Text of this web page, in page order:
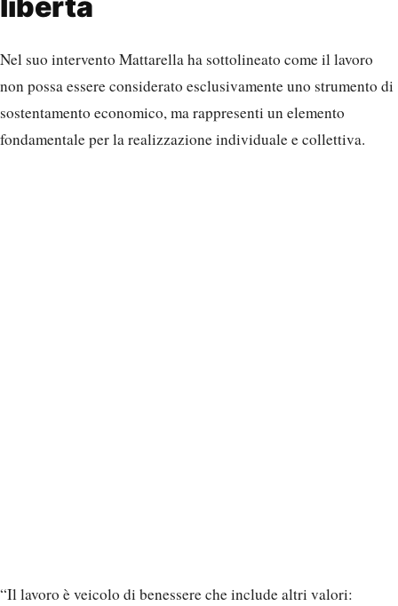
libertà
Nel suo intervento Mattarella ha sottolineato come il lavoro
non possa essere considerato esclusivamente uno strumento di
sostentamento economico, ma rappresenti un elemento
fondamentale per la realizzazione individuale e collettiva.
“Il lavoro è veicolo di benessere che include altri valori: